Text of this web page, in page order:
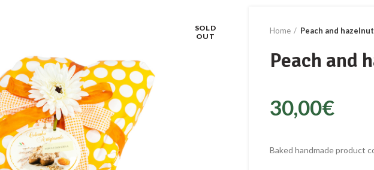
SOLD
OUT
Home Peach and
Peach and
30,00€
Baked handmade product